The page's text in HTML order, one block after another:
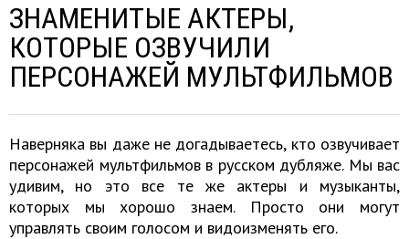
ЗНАМЕНИТЫЕ АКТЕРЫ,
КОТОРЫЕ ОЗВУЧИЛИ
ПЕРСОНАЖЕЙ МУЛЬТФИЛЬМОВ
Наверняка вы даже не догадываетесь, кто озвучивает
персонажей мультфильмов в русском дубляже. Мы вас
удивим, но это все те же актеры и музыканты,
которых мы хорошо знаем. Просто они могут
управлять своим голосом и видоизменять его.